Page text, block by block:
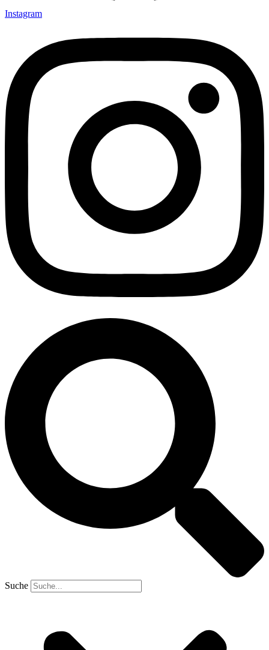
Instagram
Suche